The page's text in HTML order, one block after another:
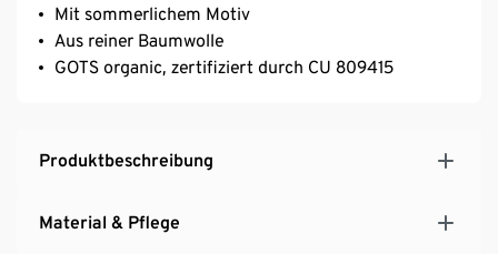
Mit sommerlichem Motiv
Aus reiner Baumwolle
GOTS organic, zertifiziert durch CU 809415
Produktbeschreibung
Material & Pflege